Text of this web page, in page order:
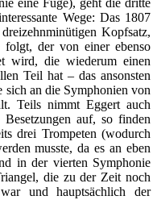
Wege: Das 1807
Kopfsatz,
der von einer ebenso
wird, die wiederum einen
Teil hat – das ansonsten
sich an die Symphonien von
Teils nimmt Eggert auch
auf, so finden
drei Trompeten (wodurch
musste, da es an eben
in der vierten Symphonie
die zu der Zeit noch
und hauptsächlich der